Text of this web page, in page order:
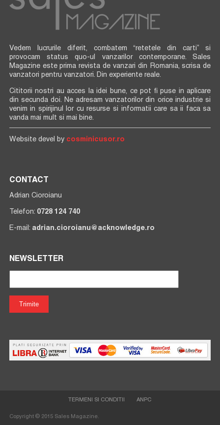
Vezi sectiunea noastra de >
Vedem lucrurile diferit, combatem “retetele din carti” si
provocam status quo-ul vanzarilor contemporane. Sales
Magazine este prima revista de vanzari din Romania, scrisa de
vanzatori pentru vanzatori. Din experiente reale.
Cititorii nostri au acces la idei bune, ce pot fi puse in aplicare
din secunda doi. Ne adresam vanzatorilor din orice industrie si
venim in spirijinul lor cu resurse si informatii care sa ii faca sa
vanda mai mult si mai bine.
Website devel by cosminicusor.ro
CONTACT
Adrian Cioroianu
Telefon: 0728 124 740
E-mail: adrian.cioroianu@acknowledge.ro
NEWSLETTER
TERMENI SI CONDITII ANPC
Copyright © 2015 Sales Magazine.